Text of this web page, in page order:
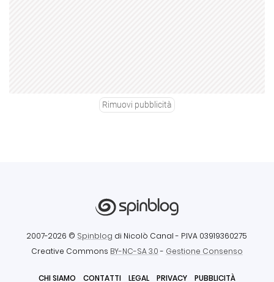
Rimuovi pubblicità
2007-2026 © Spinblog di Nicolò Canal - P.IVA 03919360275
Creative Commons BY-NC-SA 3.0- Gestione Consenso
CHI SIAMO CONTATTI LEGAL PRIVACY PUBBLICITÀ